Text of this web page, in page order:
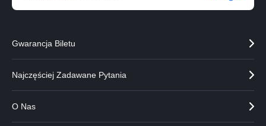
Gwarancja Biletu
Najczęściej Zadawane Pytania
O Nas